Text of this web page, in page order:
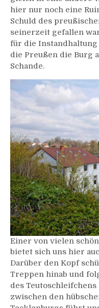
hier nur noch eine
Schuld des
seinerzeit gefallen
für die Instandhaltung
die Preußen die Burg
Schande.
Einer von vielen
bietet sich uns hier
Darüber den Kopf
Treppen hinab und
des
zwischen den